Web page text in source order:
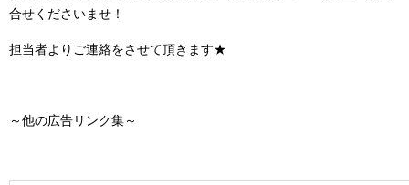
合せくださいませ！
担当者よりご連絡をさせて頂きます★
～他の広告リンク集～